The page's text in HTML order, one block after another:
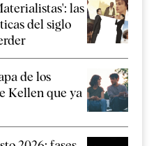
las
del siglo
de los
Kellen que ya